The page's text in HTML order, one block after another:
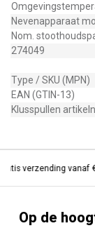
Nevenapparaat
Nom.
274049
Type / SKU (MPN)
EAN (GTIN-13)
Klusspullen
verzending vanaf €
Op de